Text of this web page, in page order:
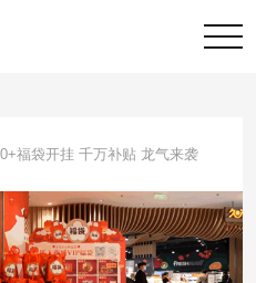
福袋开挂 千万补贴 龙气来袭